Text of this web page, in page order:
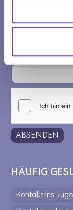
E-Mail-Adresse
Postleitzahl
ABSENDEN
HÄUFIG
Kontakt ins